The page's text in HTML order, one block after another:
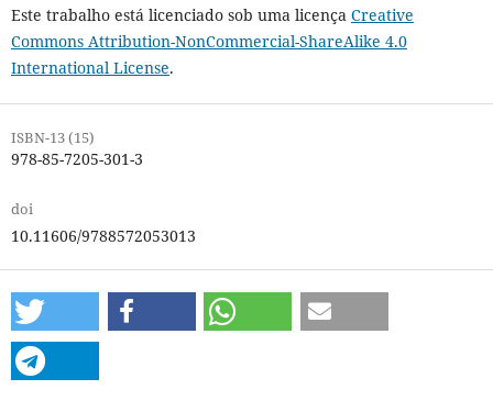
Este trabalho está licenciado sob uma licença Creative
Commons Attribution-NonCommercial-ShareAlike 4.0
International License.
ISBN-13 (15)
978-85-7205-301-3
doi
10.11606/9788572053013